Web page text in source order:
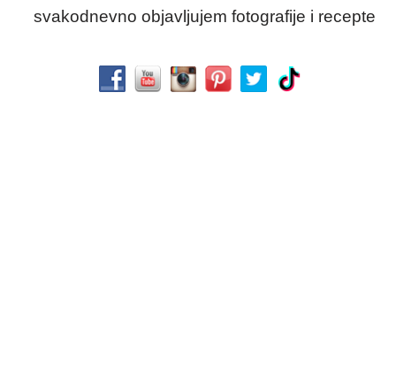
svakodnevno objavljujem fotografije i recepte